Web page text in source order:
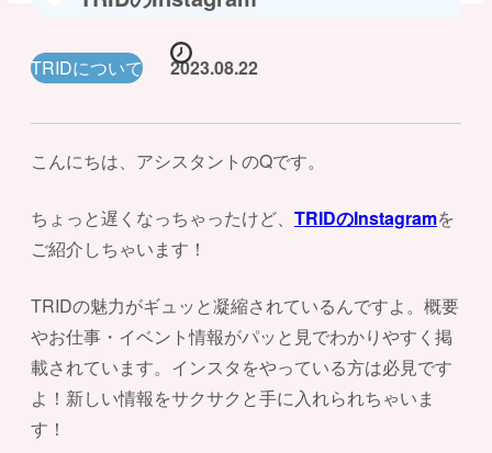
TRIDについて 2023.08.22
こんにちは、アシスタントのQです。
ちょっと遅くなっちゃったけど、 TRIDのInstagramを
ご紹介しちゃいます！
TRIDの魅力がギュッと凝縮されているんですよ。概要
やお仕事・イベント情報がパッと見でわかりやすく掲
載されています。インスタをやっている方は必見です
よ！新しい情報をサクサクと手に入れられちゃいま
す！